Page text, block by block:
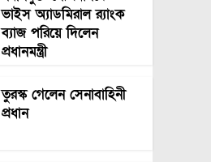
ভাইস অ্যাডমিরাল র‍্যাংক
ব্যাজ পরিয়ে দিলেন
প্রধানমন্ত্রী
তুরস্ক গেলেন সেনাবাহিনী
প্রধান